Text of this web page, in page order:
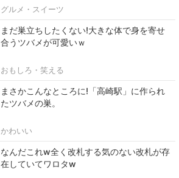
グルメ・スイーツ
まだ巣立ちしたくない!大きな体で身を寄せ
合うツバメが可愛いｗ
おもしろ・笑える
まさかこんなところに!「高崎駅」に作られ
たツバメの巣。
かわいい
なんだこれw全く改札する気のない改札が存
在していてワロタw